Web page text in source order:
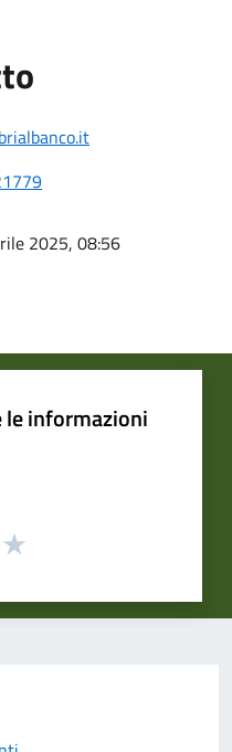
2025, 08:56
le informazioni